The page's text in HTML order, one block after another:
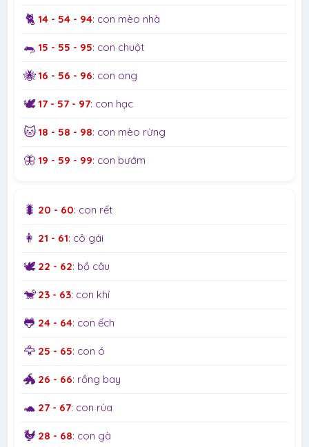
🐈 14 - 54 - 94: con mèo nhà
🐀 15 - 55 - 95: con chuột
🐝16 - 56 - 96: con ong
🕊️17 - 57 - 97: con hạc
🐱18 - 58 - 98: con mèo rừng
🦋 19 - 59 - 99: con bướm
🐛 20 - 60: con rết
👩 21 - 61: cô gái
🕊️ 22 - 62: bồ câu
🐒 23 - 63: con khỉ
🐸 24 - 64: con ếch
🦅 25 - 65: con ó
🐲 26 - 66: rồng bay
🐢 27 - 67: con rùa
🐓 28 - 68: con gà